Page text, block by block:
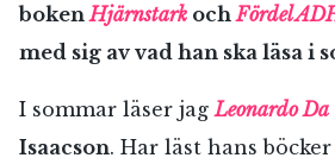
bokenHjärnstark och Fördel
med sig av vad han ska läsa i
I sommar läser jag Leonardo
Isaacson. Har läst hans